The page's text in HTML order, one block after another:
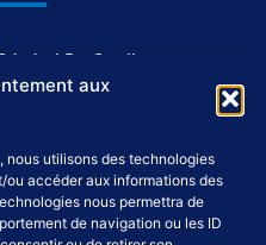
aux
nous utilisons des technologies
accéder aux informations des
nous permettra de
de navigation ou les ID
De Gaulle
Avertin
98 98